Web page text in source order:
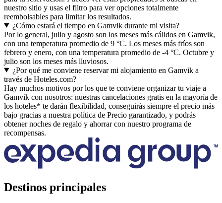
nuestro sitio y usas el filtro para ver opciones totalmente
reembolsables para limitar los resultados.
¿Cómo estará el tiempo en Gamvik durante mi visita?
Por lo general, julio y agosto son los meses más cálidos en Gamvik,
con una temperatura promedio de 9 °C. Los meses más fríos son
febrero y enero, con una temperatura promedio de -4 °C. Octubre y
julio son los meses más lluviosos.
¿Por qué me conviene reservar mi alojamiento en Gamvik a
través de Hoteles.com?
Hay muchos motivos por los que te conviene organizar tu viaje a
Gamvik con nosotros: nuestras cancelaciones gratis en la mayoría de
los hoteles* te darán flexibilidad, conseguirás siempre el precio más
bajo gracias a nuestra política de Precio garantizado, y podrás
obtener noches de regalo y ahorrar con nuestro programa de
recompensas.
Destinos principales